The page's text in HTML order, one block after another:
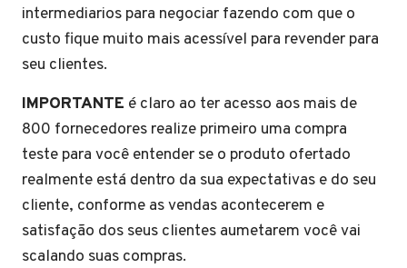
intermediarios para negociar fazendo com que o
custo fique muito mais acessível para revender para
seu clientes.
IMPORTANTE é claro ao ter acesso aos mais de
800 fornecedores realize primeiro uma compra
teste para você entender se o produto ofertado
realmente está dentro da sua expectativas e do seu
cliente, conforme as vendas acontecerem e
satisfação dos seus clientes aumetarem você vai
scalando suas compras.